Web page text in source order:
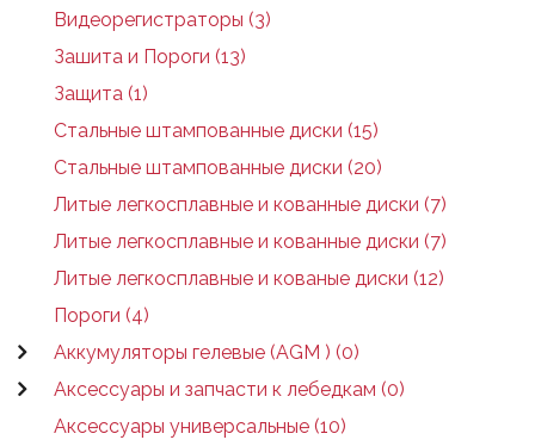
Видеорегистраторы (3)
Зашита и Пороги (13)
Защита (1)
Стальные штампованные диски (15)
Стальные штампованные диски (20)
Литые легкосплавные и кованные диски (7)
Литые легкосплавные и кованные диски (7)
Литые легкосплавные и кованые диски (12)
Пороги (4)
Аккумуляторы гелевые (AGM ) (0)
Аксессуары и запчасти к лебедкам (0)
Аксессуары универсальные (10)